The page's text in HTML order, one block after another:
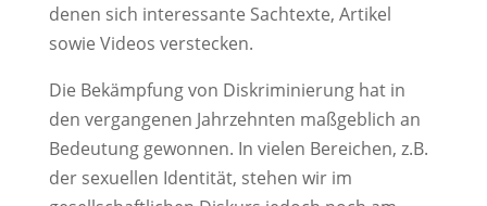
denen sich interessante Sachtexte, Artikel
sowie Videos verstecken.
Die Bekämpfung von Diskriminierung hat in
den vergangenen Jahrzehnten maßgeblich an
Bedeutung gewonnen. In vielen Bereichen, z.B.
der sexuellen Identität, stehen wir im